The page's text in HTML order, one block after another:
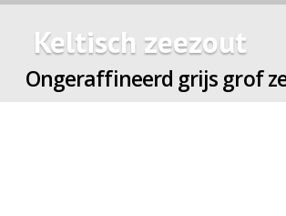
Keltisch zeezout
Ongeraffineerd grijs grof